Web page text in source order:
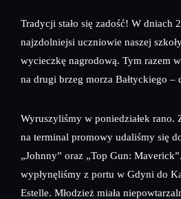
Tradycji stało się zadość! W dniach
najzdolniejsi uczniowie naszej
wycieczkę nagrodową. Tym razem
na drugi brzeg morza Bałtyckiego –
Wyruszyliśmy w poniedziałek rano.
na terminal promowy udaliśmy się
„Johnny” oraz „Top Gun:
wypłynęliśmy z portu w Gdyni do
Estelle. Młodzież miała